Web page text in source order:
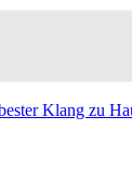
Klang zu